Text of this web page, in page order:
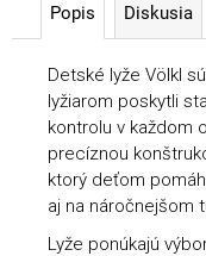
Popis Diskusia
Detské lyže Völkl
lyžiarom poskytli
kontrolu v každom
precíznou
ktorý deťom
aj na náročnejšom
Lyže ponúkajú